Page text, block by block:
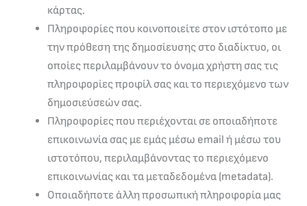
κάρτας.
Πληροφορίες που κοινοποιείτε στον ιστότοπο με
την πρόθεση της δημοσίευσης στο διαδίκτυο, οι
οποίες περιλαμβάνουν το όνομα χρήστη σας τις
πληροφορίες προφίλ σας και το περιεχόμενο των
δημοσιεύσεών σας.
Πληροφορίες που περιέχονται σε οποιαδήποτε
επικοινωνία σας με εμάς μέσω email ή μέσω του
ιστοτόπου, περιλαμβάνοντας το περιεχόμενο
επικοινωνίας και τα μεταδεδομένα (metadata).
Οποιαδήποτε άλλη προσωπική πληροφορία μας